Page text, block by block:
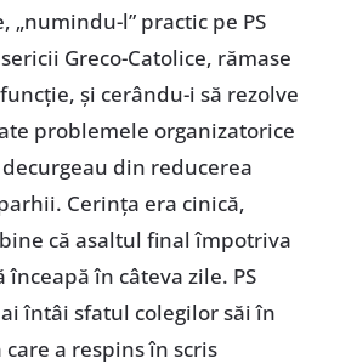
„numindu-l” practic pe PS
Greco-Catolice, rămase
și cerându-i să rezolve
problemele organizatorice
din reducerea
Cerința era cinică,
că asaltul final împotriva
înceapă în câteva zile. PS
întâi sfatul colegilor săi în
a respins în scris